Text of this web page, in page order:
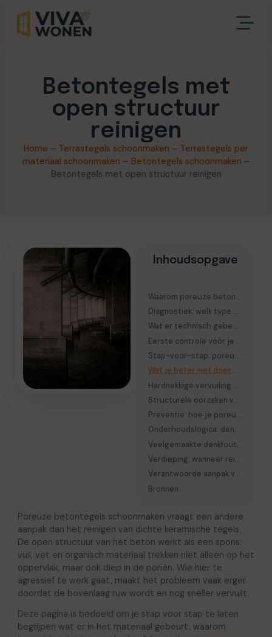
Betontegels met
open structuur
reinigen
Home – Terrastegels schoonmaken – Terrastegels per
materiaal schoonmaken – Betontegels schoonmaken –
Betontegels met open structuur reinigen
Inhoudsopgave
Waarom poreuze betontegels zo snel vervuilen
Diagnostiek: welk type vervuiling heb je echt?
Wat er technisch gebeurt tijdens vervuiling
Eerste controle vóór je begint met reinigen
Stap-voor-stap: poreuze betontegels schoonmaken zonder schade
Wat je beter niet doet bij poreuze betontegels
Hardnekkige vervuiling per type benadering
Structurele oorzaken van terugkerende vervuiling
Preventie: hoe je poreuze betontegels langer schoon houdt
Onderhoudslogica: denken in cycli, niet in één schoonmaakmoment
Veelgemaakte denkfout: “hoe harder, hoe schoner”
Verdieping: wanneer reinigen niet meer genoeg is
Verantwoorde aanpak voor langdurig resultaat
Bronnen
Poreuze betontegels schoonmaken vraagt een andere
aanpak dan het reinigen van dichte keramische tegels.
De open structuur van het beton werkt als een spons:
vuil, vet en organisch materiaal trekken niet alleen op het
oppervlak, maar ook diep in de poriën. Wie hier te
agressief te werk gaat, maakt het probleem vaak erger
doordat de bovenlaag ruw wordt en nog sneller vervuilt.
Deze pagina is bedoeld om je stap voor stap te laten
begrijpen wat er in het materiaal gebeurt, waarom